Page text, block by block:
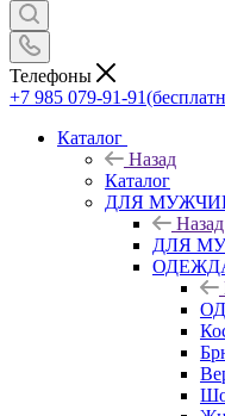
Телефоны
+7 985 079-91-91
Каталог
Назад
Каталог
ДЛЯ
Назад
ДЛЯ